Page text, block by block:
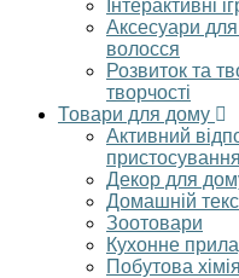
Інтерактивні
Аксесуари для
волосся
Розвиток та
творчості
Товари для дому
Активний
пристосування
Декор для
Домашній
Зоотовари
Кухонне
Побутова